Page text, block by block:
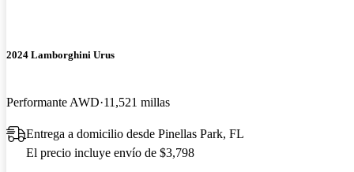
2024 Lamborghini Urus
Performante AWD 11,521 millas
Entrega a domicilio desde Pinellas Park, FL
El precio incluye envío de $3,798